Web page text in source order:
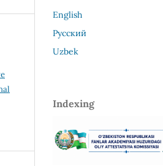
English
Русский
Uzbek
Indexing